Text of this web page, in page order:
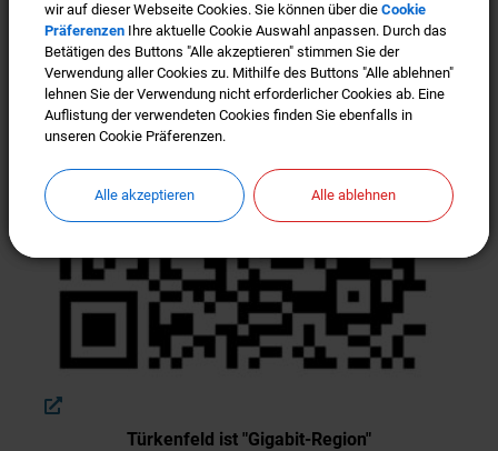
Türkenfeld ist "Gigabit-Region"
wir auf dieser Webseite Cookies. Sie können über die Cookie
Präferenzen Ihre aktuelle Cookie Auswahl anpassen. Durch das
Betätigen des Buttons "Alle akzeptieren" stimmen Sie der
Verwendung aller Cookies zu. Mithilfe des Buttons "Alle ablehnen"
lehnen Sie der Verwendung nicht erforderlicher Cookies ab. Eine
Auflistung der verwendeten Cookies finden Sie ebenfalls in
unseren Cookie Präferenzen.
Alle akzeptieren Alle ablehnen
wir auf dieser Webseite Cookies. Sie können über die Cookie
Präferenzen Ihre aktuelle Cookie Auswahl anpassen. Durch das
Betätigen des Buttons "Alle akzeptieren" stimmen Sie der
Verwendung aller Cookies zu. Mithilfe des Buttons "Alle ablehnen"
lehnen Sie der Verwendung nicht erforderlicher Cookies ab. Eine
Auflistung der verwendeten Cookies finden Sie ebenfalls in
unseren Cookie Präferenzen.
Alle akzeptieren Alle ablehnen